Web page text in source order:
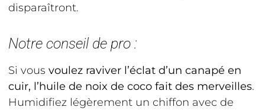
disparaîtront.
Notre conseil de pro :
Si vousvoulez raviver l’éclat d’un canapé en
cuir, l’huile de noix de coco fait des merveilles.
Humidifiez légèrement un chiffon avec de